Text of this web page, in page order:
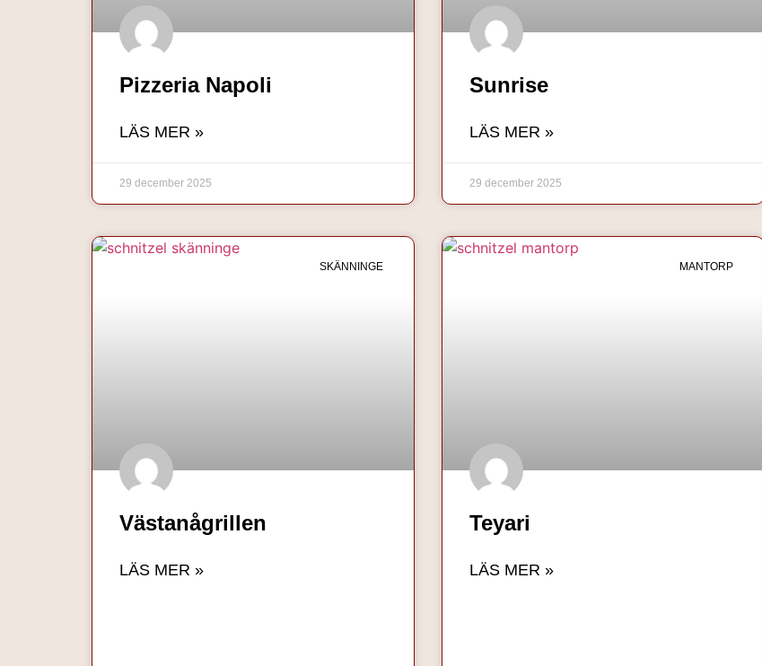
Pizzeria Napoli
LÄS MER »
29 december 2025
Sunrise
LÄS MER »
29 december 2025
SKÄNNINGE
Västanågrillen
LÄS MER »
MANTORP
Teyari
LÄS MER »